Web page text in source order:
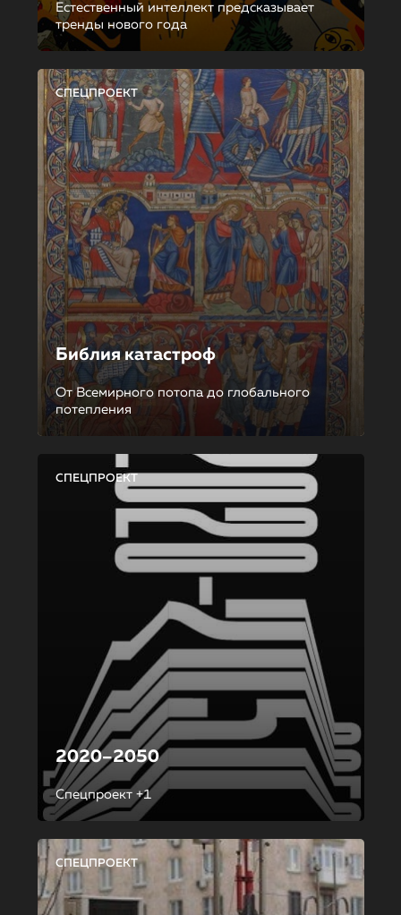
Естественный интеллект предсказывает
тренды нового года
СПЕЦПРОЕКТ
Библия катастроф
От Всемирного потопа до глобального
потепления
СПЕЦПРОЕКТ
2020–2050
Спецпроект +1
СПЕЦПРОЕКТ